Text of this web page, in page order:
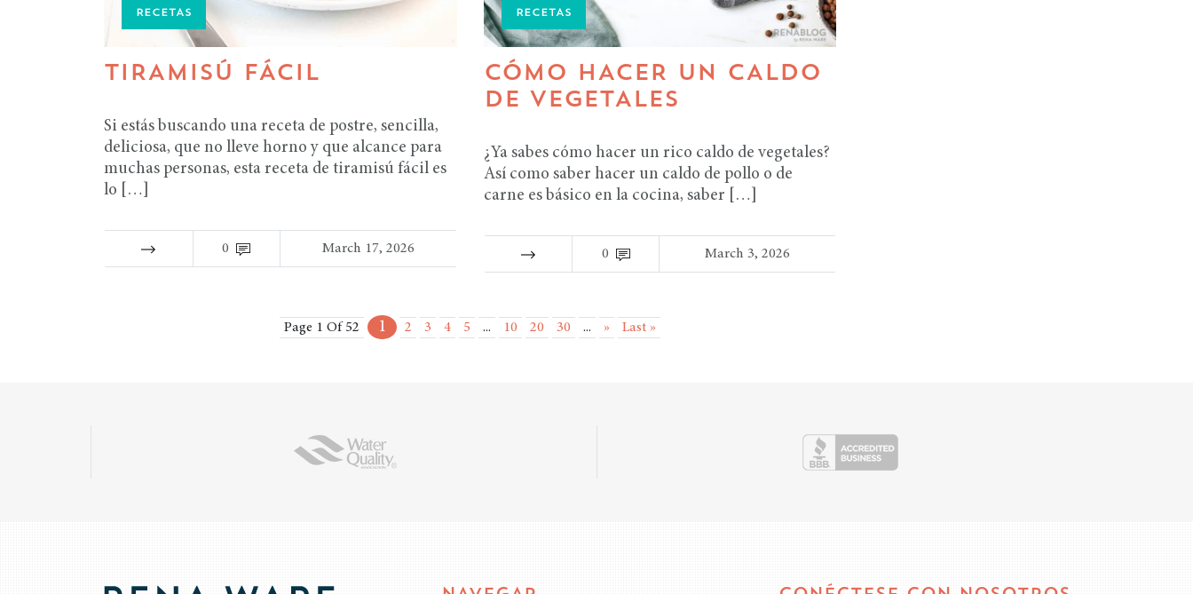
RECETAS
TIRAMISÚ FÁCIL
Si estás buscando una receta de postre, sencilla,
deliciosa, que no lleve horno y que alcance para
muchas personas, esta receta de tiramisú fácil es
lo […]
0 March 17, 2026
RECETAS
CÓMO HACER UN CALDO
DE VEGETALES
¿Ya sabes cómo hacer un rico caldo de vegetales?
Así como saber hacer un caldo de pollo o de
carne es básico en la cocina, saber […]
0 March 3, 2026
Page 1 Of 52 1 2 3 4 5 ... 10 20 30 ... » Last »